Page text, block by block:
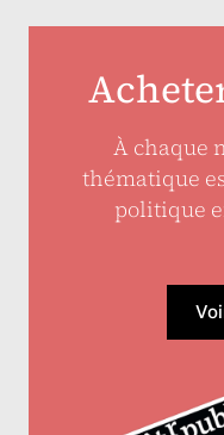
À chaque
thématique
politique